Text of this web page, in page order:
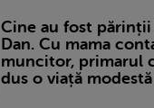
Cine au fost
Dan. Cu mama
muncitor, primarul
dus o viață modestă